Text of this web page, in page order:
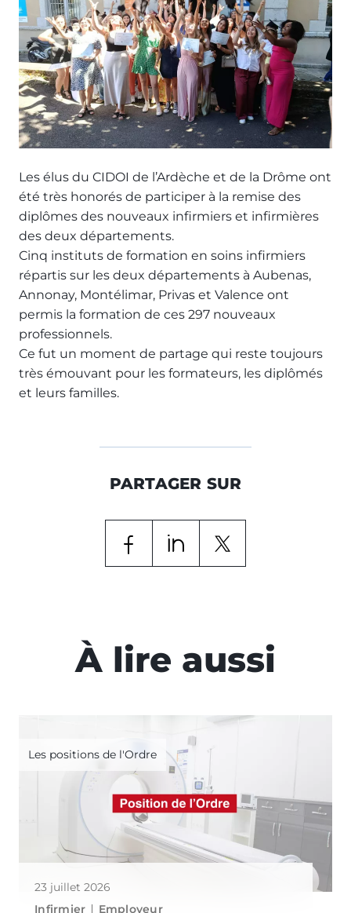
Les élus du CIDOI de l’Ardèche et de la Drôme ont
été très honorés de participer à la remise des
diplômes des nouveaux infirmiers et infirmières
des deux départements.
Cinq instituts de formation en soins infirmiers
répartis sur les deux départements à Aubenas,
Annonay, Montélimar, Privas et Valence ont
permis la formation de ces 297 nouveaux
professionnels.
Ce fut un moment de partage qui reste toujours
très émouvant pour les formateurs, les diplômés
et leurs familles.
PARTAGER SUR
À lire aussi
Les positions de l'Ordre
23 juillet 2026
Infirmier
Employeur